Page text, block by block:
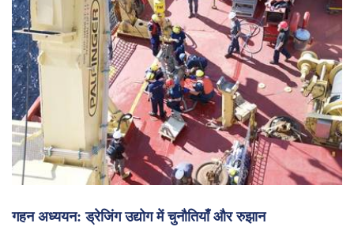
गहन अध्ययन: ड्रेजिंग उद्योग में चुनौतियाँ और रुझान